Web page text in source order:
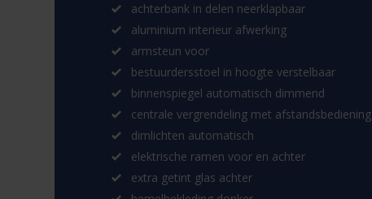
achterbank in delen neerklapbaar
aluminium interieur afwerking
armsteun voor
bestuurdersstoel in hoogte verstelbaar
binnenspiegel automatisch dimmend
centrale vergrendeling met afstandsbediening
dimlichten automatisch
elektrische ramen voor en achter
extra getint glas achter